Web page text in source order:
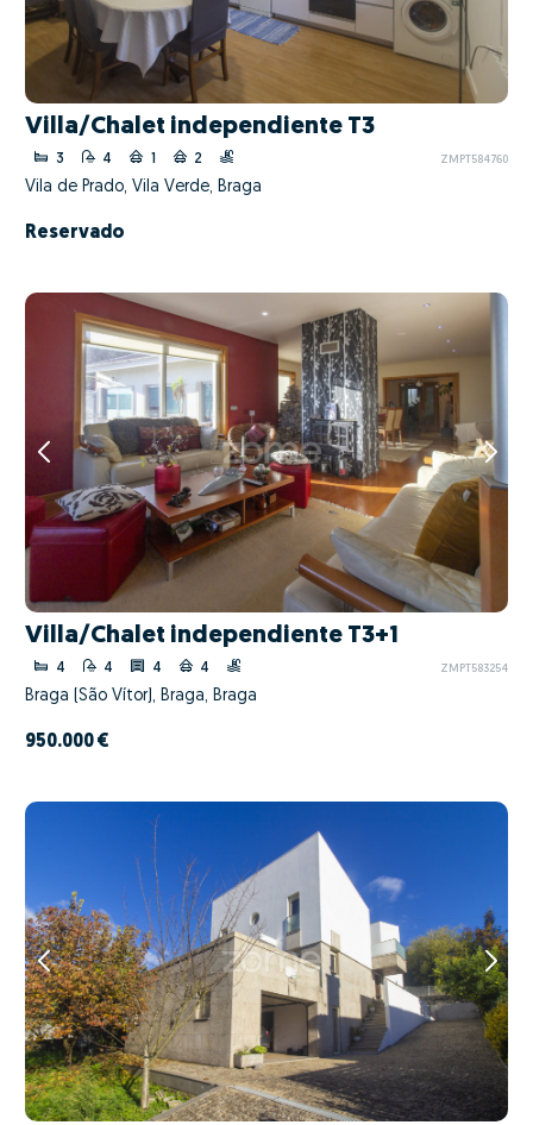
Villa/Chalet independiente T3
3 4 1 2 ZMPT584760
Vila de Prado, Vila Verde, Braga
Reservado
Villa/Chalet independiente T3+1
4 4 4 4 ZMPT583254
Braga (São Vítor), Braga, Braga
950.000 €